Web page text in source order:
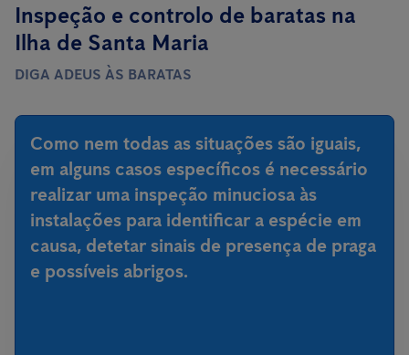
Inspeção e controlo de baratas na
Ilha de Santa Maria
DIGA ADEUS ÀS BARATAS
Como nem todas as situações são iguais,
em alguns casos específicos é necessário
realizar uma inspeção minuciosa às
instalações para identificar a espécie em
causa, detetar sinais de presença de praga
e possíveis abrigos.